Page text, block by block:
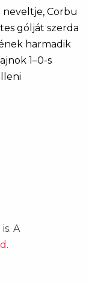
Corbu
gólját szerda
harmadik
1–0-s
A
.